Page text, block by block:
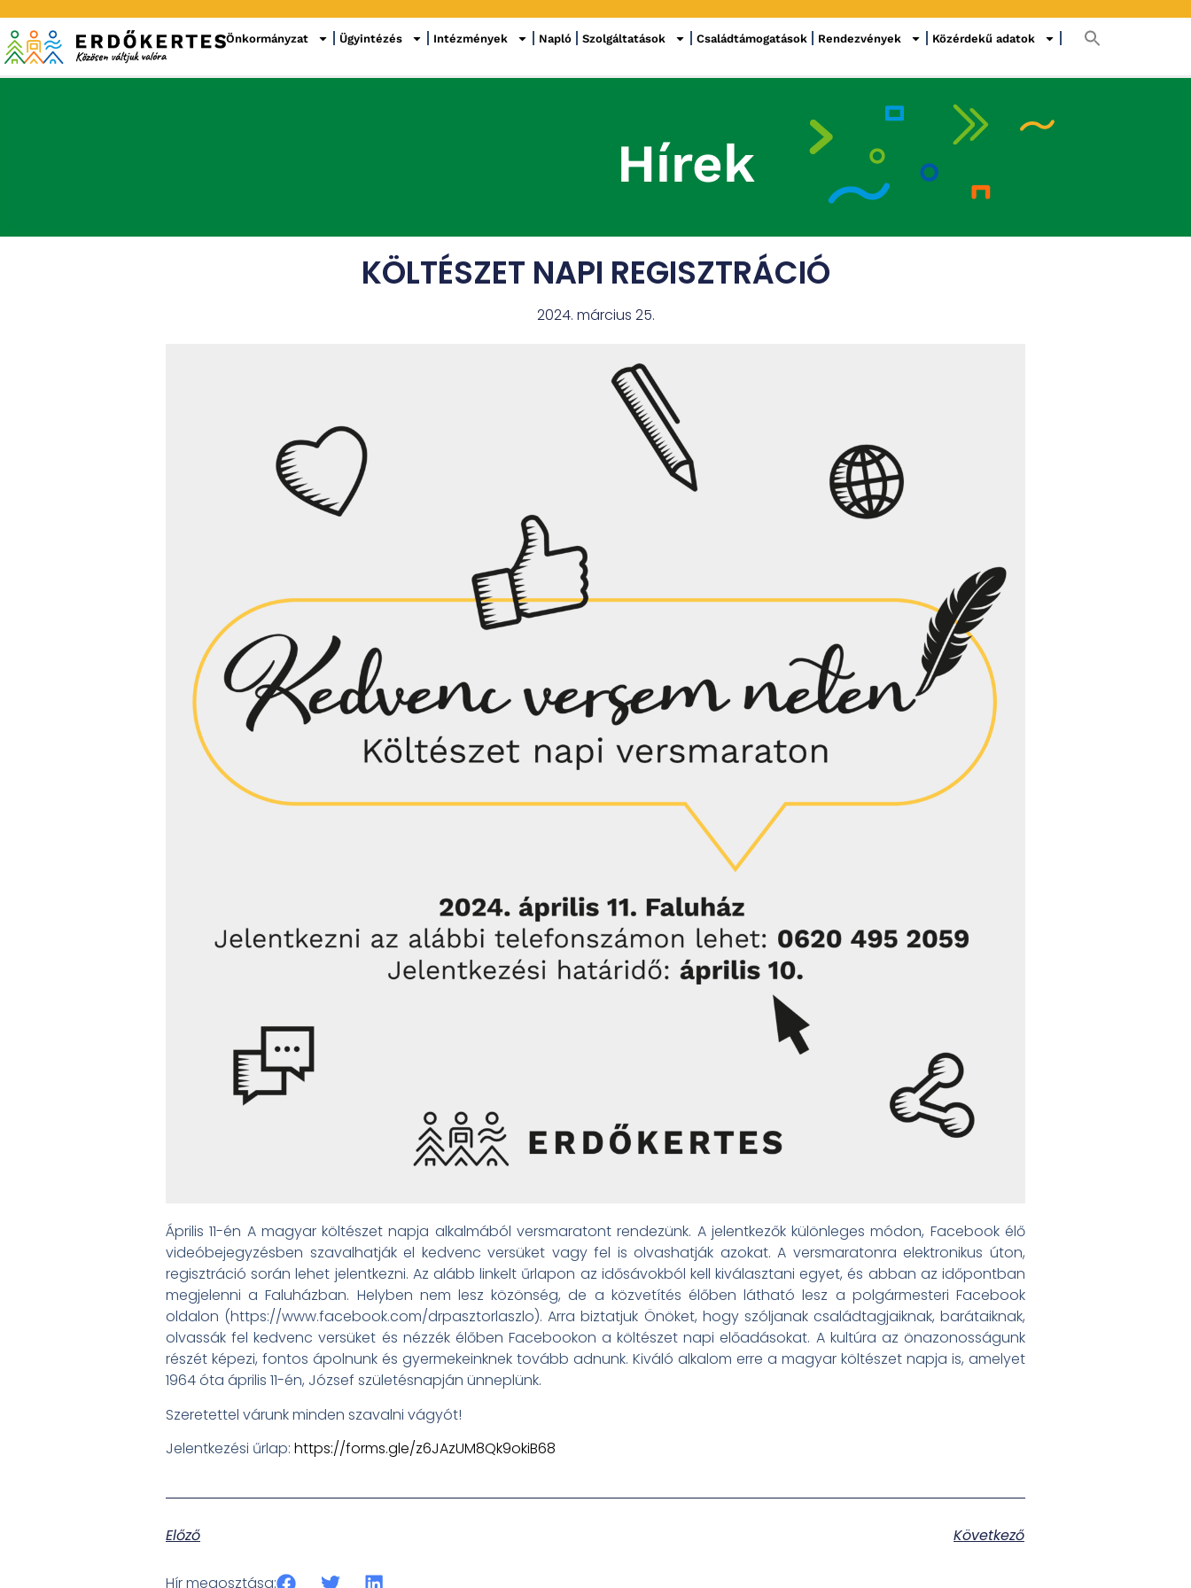
Önkormányzat Ügyintézés Intézmények Napló Szolgáltatások Családtámogatások Rendezvények Közérdekű adatok
Hírek
KÖLTÉSZET NAPI REGISZTRÁCIÓ
2024. március 25.
Április 11-én A magyar költészet napja alkalmából versmaratont rendezünk. A jelentkezők különleges módon, Facebook élő
videóbejegyzésben szavalhatják el kedvenc versüket vagy fel is olvashatják azokat. A versmaratonra elektronikus úton,
regisztráció során lehet jelentkezni. Az alább linkelt űrlapon az idősávokból kell kiválasztani egyet, és abban az időpontban
megjelenni a Faluházban. Helyben nem lesz közönség, de a közvetítés élőben látható lesz a polgármesteri Facebook
oldalon (https://www.facebook.com/drpasztorlaszlo). Arra biztatjuk Önöket, hogy szóljanak családtagjaiknak, barátaiknak,
olvassák fel kedvenc versüket és nézzék élőben Facebookon a költészet napi előadásokat. A kultúra az önazonosságunk
részét képezi, fontos ápolnunk és gyermekeinknek tovább adnunk. Kiváló alkalom erre a magyar költészet napja is, amelyet
1964 óta április 11-én, József születésnapján ünneplünk.
Szeretettel várunk minden szavalni vágyót!
Jelentkezési űrlap: https://forms.gle/z6JAzUM8Qk9okiB68
Előző Következő
Hír megosztása: